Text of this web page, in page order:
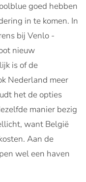
goed hebben
in te komen. In
bij Venlo -
nieuw
is of de
Nederland meer
het de opties
manier bezig
want België
Aan de
wel een haven